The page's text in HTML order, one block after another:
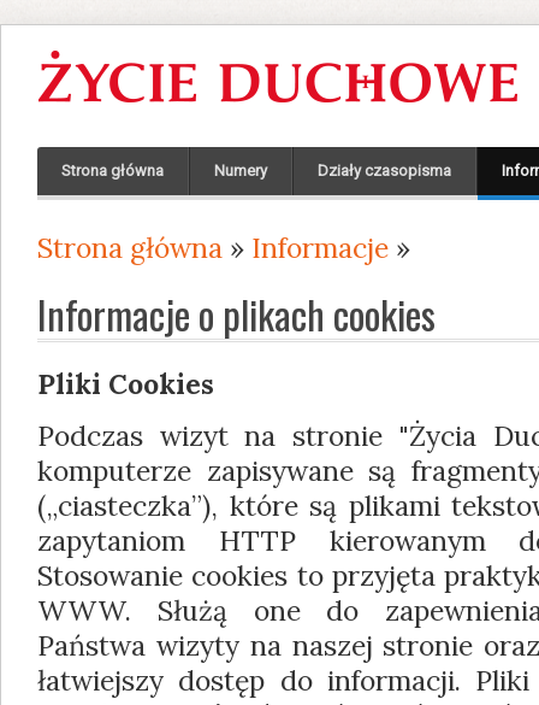
Strona główna Numery Działy czasopisma
Jesteś tutaj
Strona główna » Informacje »
Informacje o plikach cookies
Pliki Cookies
Podczas wizyt na stronie "Życia
komputerze zapisywane są
(„ciasteczka”), które są plikami
zapytaniom HTTP kierowanym
Stosowanie cookies to przyjęta
WWW. Służą one do
Państwa wizyty na naszej stronie
łatwiejszy dostęp do informacji.